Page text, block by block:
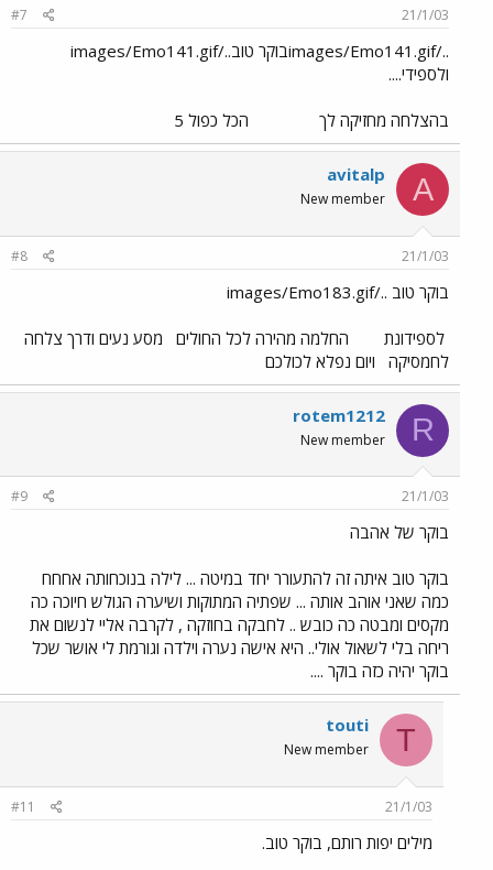
21/1/03
#7
../images/Emo141.gifבוקר טוב../images/Emo141.gif
ולספידי....
בהצלחה מחזיקה לך הכל כפול 5
A
avitalp
New member
21/1/03
#8
בוקר טוב ../images/Emo183.gif
לספידונת החלמה מהירה לכל החולים
מסע נעים ודרך צלחה
לחמסיקה
ויום נפלא לכולכם
R
rotem1212
New member
21/1/03
#9
בוקר של אהבה
בוקר טוב איתה זה להתעורר יחד במיטה ... לילה בנוכחותה אחחח
כמה שאני אוהב אותה ... שפתיה המתוקות ושיערה הגולש חיוכה כה
מקסים ומבטה כה כובש .. לחבקה בחוזקה , לקרבה אליי לנשום את
ריחה בלי לשאול אולי.. היא אישה נערה וילדה וגורמת לי אושר שכל
בוקר יהיה כזה בוקר ....
T
touti
New member
21/1/03
#11
מילים יפות רותם, בוקר טוב.